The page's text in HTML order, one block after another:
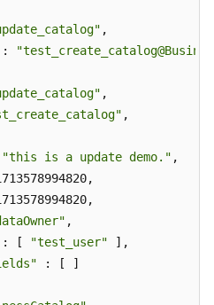
,
:
,
,
"this is a update demo." ,
,
: [ "test_user" ],
: [ ]